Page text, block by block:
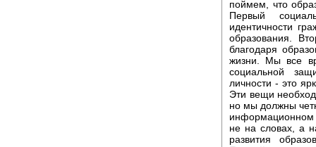
поймем, что
Первый
идентичности
образования.
благодаря
жизни. Мы все
социальной
личности - это
Эти вещи
но мы должны
не на словах, а
развития